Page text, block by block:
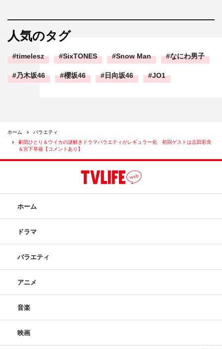
人気のタグ
timelesz SixTONES Snow Man なにわ男子
乃木坂46 櫻坂46 日向坂46 JO1
ホーム
バラエティ
劇団ひとり＆ウイカの謎解きドラマバラエティがレギュラー化 初回ゲストは志田彩良
＆宮下草薙【コメントあり】
ホーム
ドラマ
バラエティ
アニメ
音楽
映画